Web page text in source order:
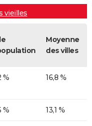
vieilles
Moyenne
des villes
% 16,8 %
% 13,1 %